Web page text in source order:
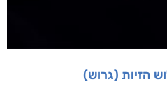
הזיות (גרוש)